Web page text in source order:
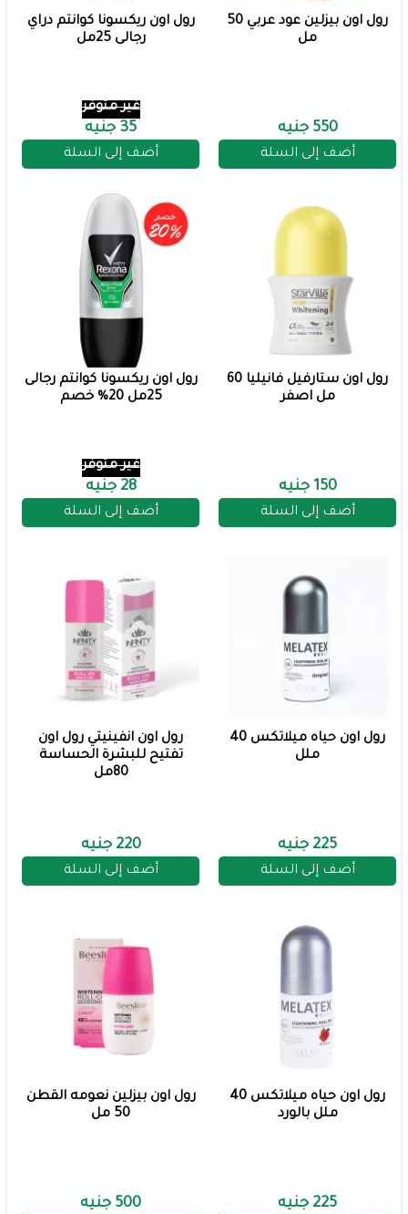
رول اون بيزلين عود عربي 50
مل
550 جنيه
أضف إلى السلة
رول اون ريكسونا كوانتم دراي
رجالى 25مل
غير متوفر
35 جنيه
أضف إلى السلة
رول اون ستارفيل فانيليا 60
مل اصفر
150 جنيه
أضف إلى السلة
رول اون ريكسونا كوانتم رجالى
25مل 20% خصم
غير متوفر
28 جنيه
أضف إلى السلة
رول اون حياه ميلاتكس 40
ملل
225 جنيه
أضف إلى السلة
رول اون انفينيتي رول اون
تفتيح للبشرة الحساسة
80مل
220 جنيه
أضف إلى السلة
رول اون حياه ميلاتكس 40
ملل بالورد
225 جنيه
رول اون بيزلين نعومه القطن
50 مل
500 جنيه